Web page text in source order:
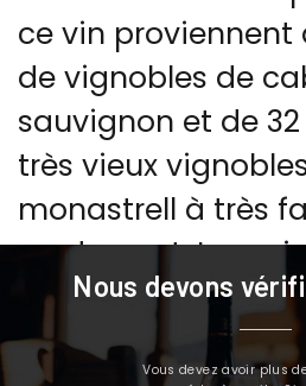
ce vin proviennent
de vignobles de
sauvignon et de
très vieux
monastrell à très
rendement. Les
récoltés dans de
pour éviter
Nous devons
Vous devez avoir plus